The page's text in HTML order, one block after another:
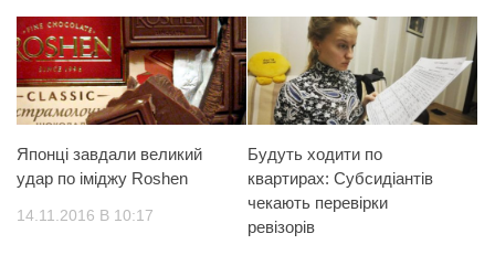
Японці завдали великий
удар по іміджу Roshen
14.11.2016 В 10:17
Будуть ходити по
квартирах: Субсидіантів
чекають перевірки
ревізорів